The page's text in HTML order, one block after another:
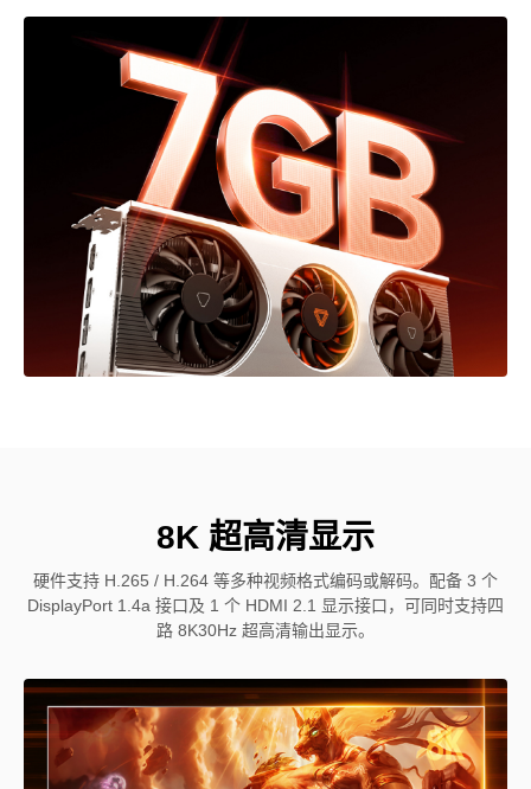
8K 超高清显示
硬件支持 H.265 / H.264 等多种视频格式编码或解码。配备 3 个
DisplayPort 1.4a 接口及 1 个 HDMI 2.1 显示接口，可同时支持四
路 8K30Hz 超高清输出显示。